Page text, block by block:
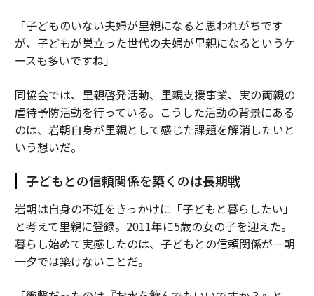
「子どものいない夫婦が里親になると思われがちです
が、子どもが巣立った世代の夫婦が里親になるというケ
ースも多いですね」
同協会では、里親啓発活動、里親支援事業、実の両親の
虐待予防活動を行っている。こうした活動の背景にある
のは、岩朝自身が里親として感じた課題を解消したいと
いう想いだ。
子どもとの信頼関係を築くのは長期戦
岩朝は自身の不妊をきっかけに「子どもと暮らしたい」
と考えて里親に登録。2011年に5歳の女の子を迎えた。
暮らし始めて実感したのは、子どもとの信頼関係が一朝
一夕では築けないことだ。